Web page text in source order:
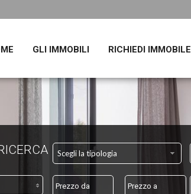
GLI IMMOBILI RICHIEDI IMMOBILE
Scegli la tipologia